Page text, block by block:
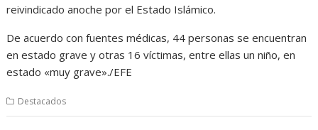
reivindicado anoche por el Estado Islámico.
De acuerdo con fuentes médicas, 44 personas se encuentran
en estado grave y otras 16 víctimas, entre ellas un niño, en
estado «muy grave»./EFE
Destacados